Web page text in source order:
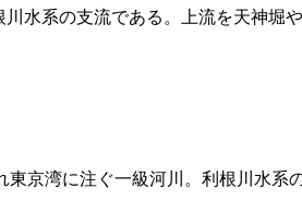
水系の支流である。上流を天神堀
京湾に注ぐ一級河川。利根川水